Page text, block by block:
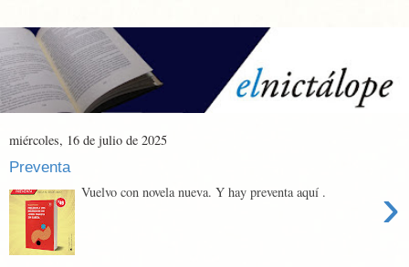
miércoles, 16 de julio de 2025
Preventa
›
Vuelvo con novela nueva. Y hay preventa aquí .